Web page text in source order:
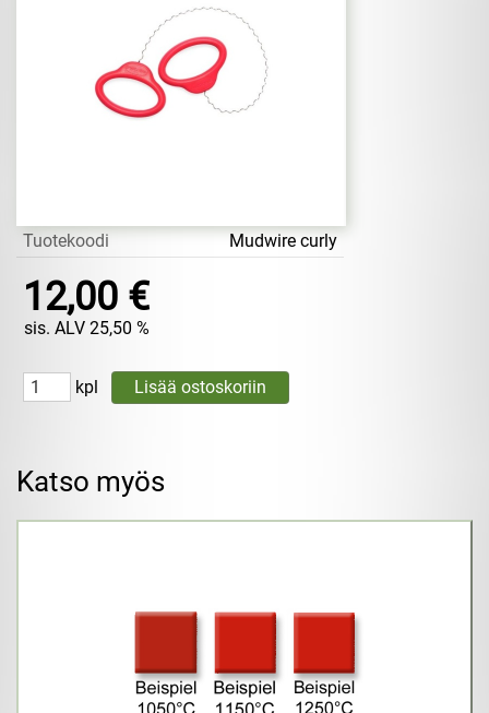
Tuotekoodi Mudwire curly
12,00 €
sis. ALV 25,50 %
kpl
Katso myös